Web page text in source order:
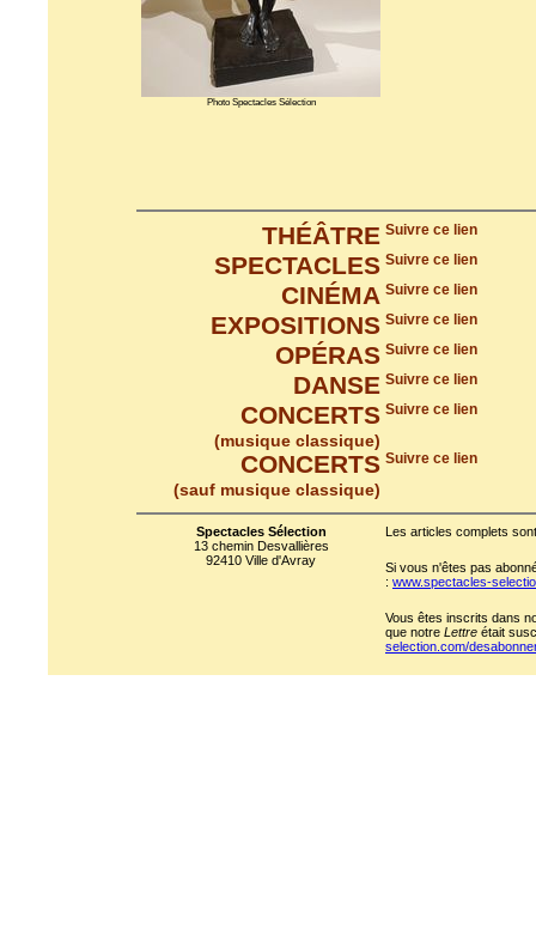
Photo Spectacles Sélection
THÉÂTRE Suivre ce lien
SPECTACLES Suivre ce lien
CINÉMA Suivre ce lien
EXPOSITIONS Suivre ce lien
OPÉRAS Suivre ce lien
DANSE Suivre ce lien
CONCERTS
(musique classique)
Suivre ce lien
CONCERTS
(sauf musique classique)
Suivre ce lien
Spectacles Sélection
13 chemin Desvallières
92410 Ville d'Avray
Les articles complets
Si vous n'êtes pas
: www.spectacles-
Vous êtes inscrits dans
que notre Lettre était
selection.com/